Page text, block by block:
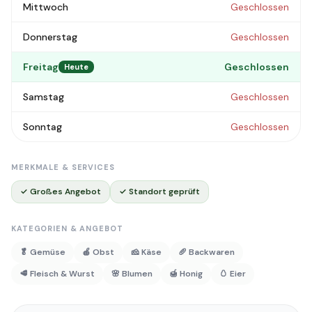
Mittwoch Geschlossen
Donnerstag Geschlossen
Freitag Heute Geschlossen
Samstag Geschlossen
Sonntag Geschlossen
MERKMALE & SERVICES
✓ Großes Angebot ✓ Standort geprüft
KATEGORIEN & ANGEBOT
🥬 Gemüse 🍎 Obst 🧀 Käse
🥖 Backwaren
🥩 Fleisch & Wurst
🌸 Blumen 🍯 Honig 🥚 Eier